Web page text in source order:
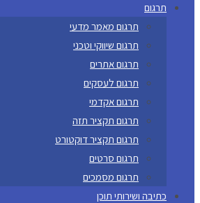
תרגום
תרגום מאמר מדעי
תרגום שיווקי וטכני
תרגום אתרים
תרגום לעסקים
תרגום אקדמי
תרגום תקציר תזה
תרגום תקציר דוקטורט
תרגום סרטים
תרגום מסמכים
כתיבה ושירותי תוכן